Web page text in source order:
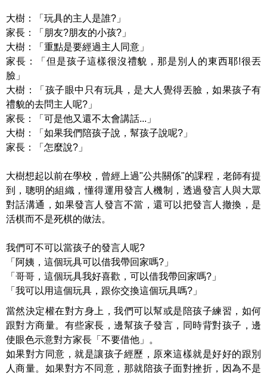
大樹：「玩具的主人是誰?」
家長：「朋友?朋友的小孩?」
大樹：「重點是要經過主人同意」
家長：「但是孩子這樣很沒禮貌，那是別人的東西耶!很丟
臉」
大樹：「孩子眼中只有玩具，是大人覺得丟臉，如果孩子有
禮貌的去問主人呢?」
家長：「可是他又還不太會講話...」
大樹：「如果我們陪孩子說，幫孩子說呢?」
家長：「怎麼說?」
大樹想起以前在學校，曾經上過"公共關係"的課程，老師有提
到， 聰明的組織，懂得運用發言人機制，透過發言人與大眾
對話溝通，如果發言人發言不當，還可以把發言人撤換，是
活棋而不是死棋的做法。
我們可不可以當孩子的發言人呢?
「阿姨，這個玩具可以借我帶回家嗎?」
「哥哥，這個玩具我好喜歡，可以借我帶回家嗎?」
「我可以用這個玩具，跟你交換這個玩具嗎?」
當然決定權在對方身上，我們可以幫或是陪孩子練習，如何
跟對方商量。 有些家長，邊幫孩子發言，同時背對孩子，邊
使眼色示意對方家長「不要借他」。
如果對方同意，就是讓孩子經歷，原來這樣就是好好的跟別
人商量。 如果對方不同意，那就陪孩子面對挫折， 因為不是